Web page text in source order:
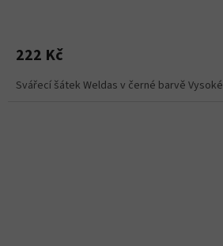
222 Kč
Svářecí šátek Weldas v černé barvě